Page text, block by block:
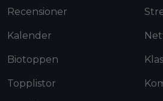
Recensioner
Kalender
Biotoppen
Topplistor